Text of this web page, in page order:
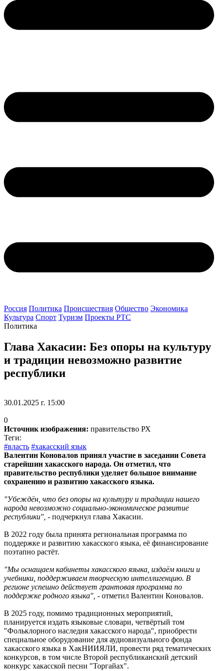
Россия Политика Происшествия Общество Экономика
Культура Спорт Туризм Проекты РТС
Политика
Глава Хакасии: Без опоры на культуру
и традиции невозможно развитие
республики
30.01.2025 г. 15:00
0
Источник изображения: правительство РХ
Теги:
#власть #хакасский язык
Валентин Коновалов принял участие в заседании Совета
старейшин хакасского народа. Он отметил, что
правительство республики уделяет большое внимание
сохранению и развитию хакасского языка.
"Убеждён, что без опоры на культуру и традиции нашего
народа невозможно социально-экономическое развитие
республики", - подчеркнул глава Хакасии.
В 2022 году была принята региональная программа по
поддержке и развитию хакасского языка, её финансирование
поэтапно растёт.
"Мы оснащаем кабинеты хакасского языка, издаём книги и
учебники, поддерживаем творческую интеллигенцию. В
регионе успешно действует грантовая программа по
поддержке родного языка", - отметил Валентин Коновалов.
В 2025 году, помимо традиционных мероприятий,
планируется издать языковые словари, четвёртый том
"Фольклорного наследия хакасского народа", приобрести
специальное оборудование для аудиовизуального фонда
хакасского языка в ХакНИИЯЛИ, провести ряд тематических
конкурсов, в том числе Второй республиканский детский
конкурс хакасской песни "Торгайах".